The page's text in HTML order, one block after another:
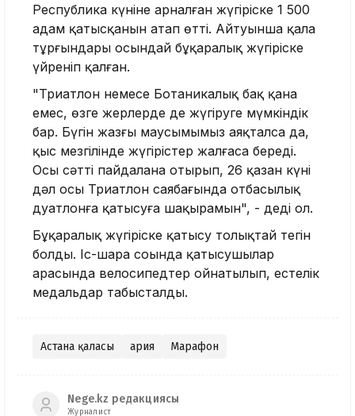
Республика күніне арналған жүгіріске 1 500
адам қатысқанын атап өтті. Айтуынша қала
тұрғындары осындай бұқаралық жүгіріске
үйреніп қалған.
"Триатлон немесе Ботаникалық бақ қана
емес, өзге жерлерде де жүгіруге мүмкіндік
бар. Бүгін жазғы маусымымыз аяқталса да,
қыс мезгілінде жүгірістер жалғаса береді.
Осы сәтті пайдалана отырып, 26 қазан күні
дәл осы Триатлон саябағында отбасылық
дуатлонға қатысуға шақырамын", - деді ол.
Бұқаралық жүгіріске қатысу толықтай тегін
болды. Іс-шара соңында қатысушылар
арасында велосипедтер ойнатылып, естелік
медальдар табысталды.
Астана қаласы Қария Марафон
Nege.kz редакциясы
Журналист